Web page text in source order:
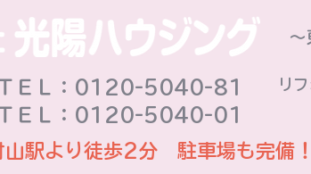
ＥＬ：0120-5040-81
ＥＬ：0120-5040-01
リ
山駅より徒歩2分 駐車場も完備！